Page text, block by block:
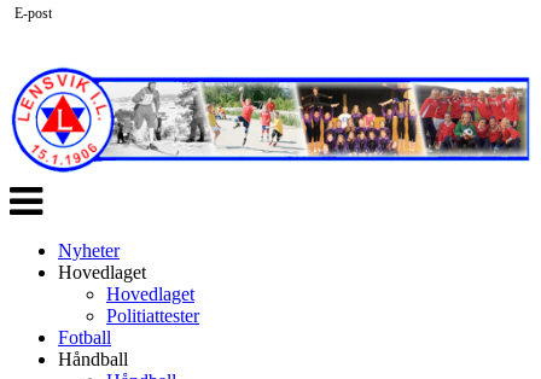
Veksle
navigasjon
Nyheter
Hovedlaget
Hovedlaget
Politiattester
Fotball
Håndball
E-post